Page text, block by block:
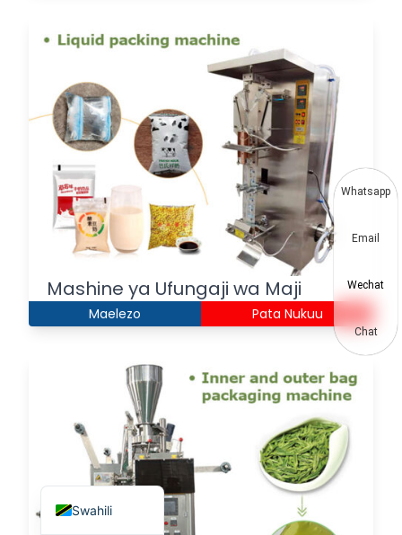
Mashine ya Ufungaji wa Maji
Maelezo Pata Nukuu
Swahili
English
Arabic
French
Portuguese
Russian
Spanish
Hindi
Korean
Japanese
Vietnamese
Thai
Indonesian
Urdu
Whatsapp
Email
Wechat
Chat